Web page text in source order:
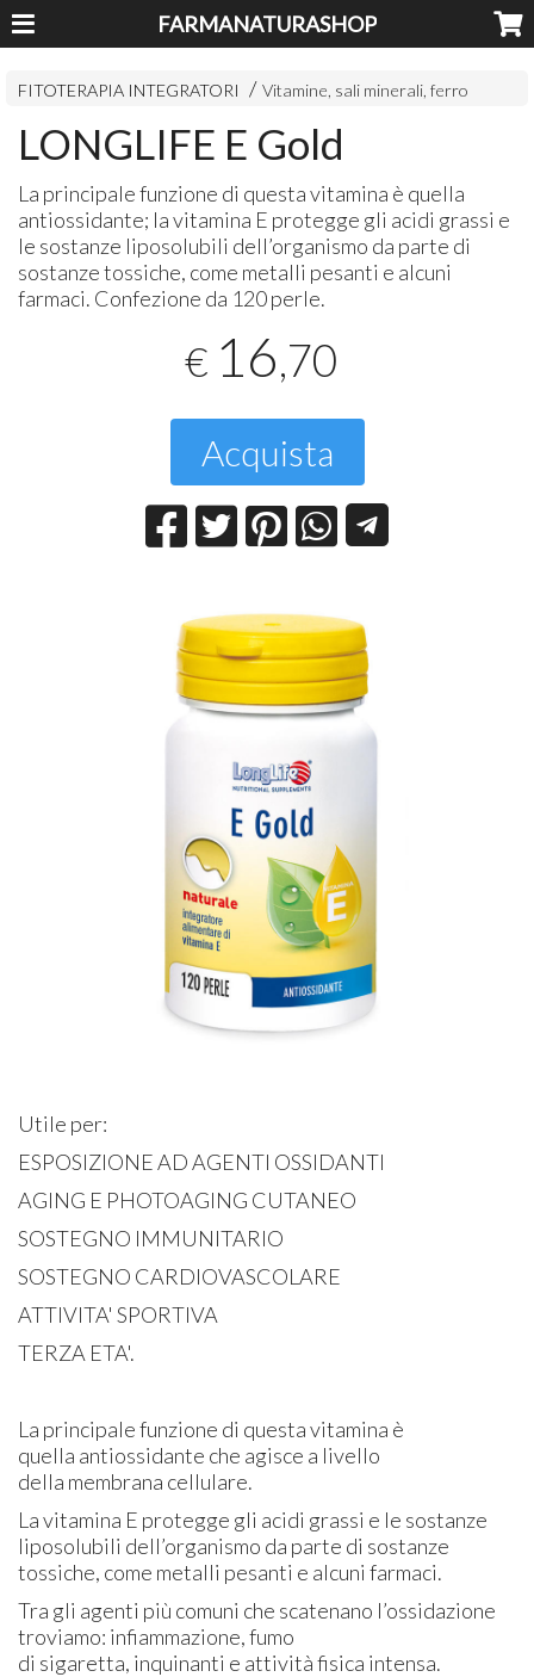
FARMANATURASHOP
FITOTERAPIA INTEGRATORI Vitamine, sali minerali, ferro
LONGLIFE E Gold
La principale funzione di questa vitamina è quella
antiossidante; la vitamina E protegge gli acidi grassi e
le sostanze liposolubili dell’organismo da parte di
sostanze tossiche, come metalli pesanti e alcuni
farmaci. Confezione da 120 perle.
€ 16,70
Acquista
Utile per:
ESPOSIZIONE AD AGENTI OSSIDANTI
AGING E PHOTOAGING CUTANEO
SOSTEGNO IMMUNITARIO
SOSTEGNO CARDIOVASCOLARE
ATTIVITA' SPORTIVA
TERZA ETA'.
La principale funzione di questa vitamina è
quella antiossidante che agisce a livello
della membrana cellulare.
La vitamina E protegge gli acidi grassi e le sostanze
liposolubili dell’organismo da parte di sostanze
tossiche, come metalli pesanti e alcuni farmaci.
Tra gli agenti più comuni che scatenano l’ossidazione
troviamo: infiammazione, fumo
di sigaretta, inquinanti e attività fisica intensa.